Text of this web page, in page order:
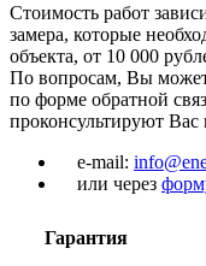
Стоимость работ
замера, которые
объекта, от 10 000
По вопросам, Вы
по форме обратной
проконсультируют Вас
e-mail:
или через
Гарантия